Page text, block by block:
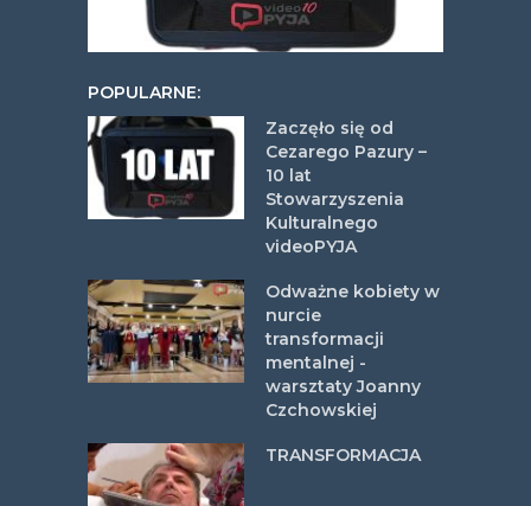
POPULARNE:
Zaczęło się od
Cezarego Pazury –
10 lat
Stowarzyszenia
Kulturalnego
videoPYJA
Odważne kobiety w
nurcie
transformacji
mentalnej -
warsztaty Joanny
Czchowskiej
TRANSFORMACJA